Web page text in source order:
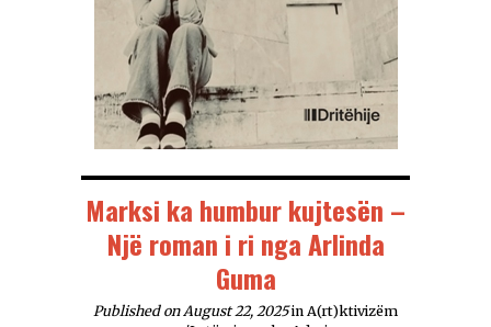
Marksi ka humbur kujtesën –
Një roman i ri nga Arlinda
Guma
Published on August 22, 2025 in A(rt)ktivizëm